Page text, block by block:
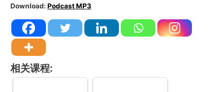
Download:Podcast MP3
相关课程: